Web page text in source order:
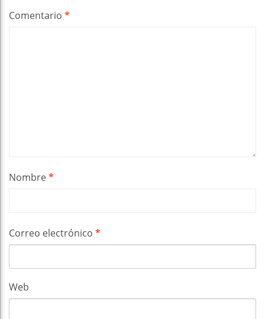
Comentario *
Nombre*
Correo electrónico *
Web